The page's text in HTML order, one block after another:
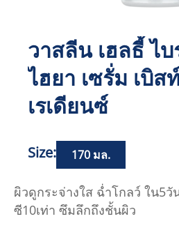
วาสลีน เฮลธี้ ไ
ไฮยา เซรั่ม เบิ
เรเดียนซ์
Size: 170 มล.
ผิวดูกระจ่างใส ฉ่ำโกลว์ ใน5
ซี10เท่า ซึมลึกถึงชั้นผิว